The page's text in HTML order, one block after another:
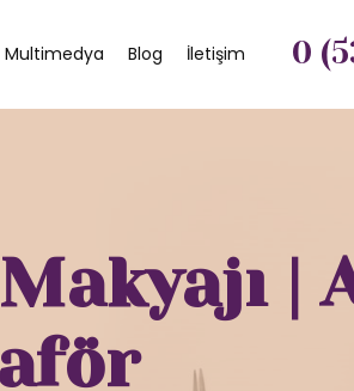
0
Multimedya Blog İletişim
|